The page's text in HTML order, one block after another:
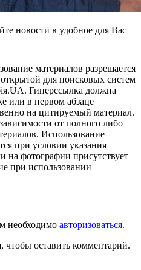
новости в удобное для Вас
материалов разрешается
для поисковых систем
Гиперссылка должна
или в первом абзаце
на цитируемый материал.
от полного либо
Использование
при условии указания
на фотографии присутствует
при использовании
необходимо авторизоваться.
чтобы оставить комментарий.